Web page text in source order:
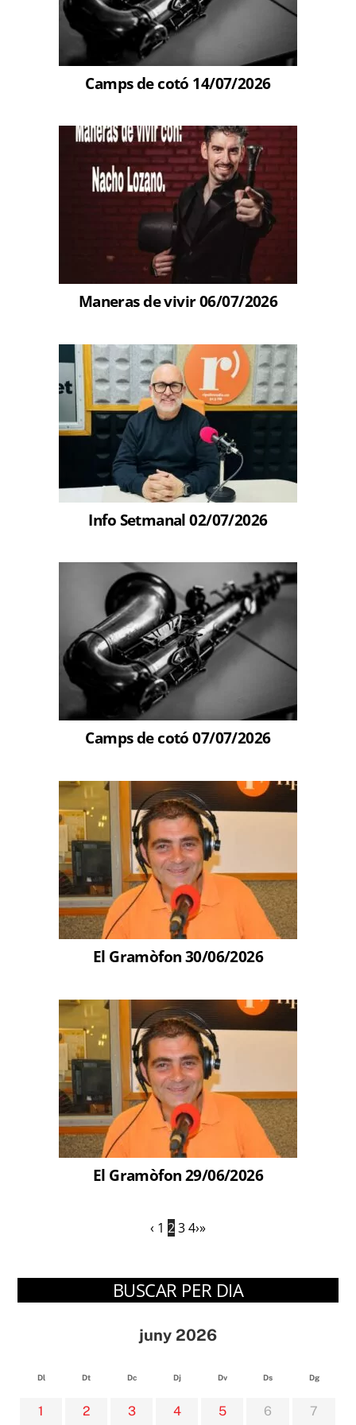
Camps de cotó 14/07/2026
Maneras de vivir 06/07/2026
Info Setmanal 02/07/2026
Camps de cotó 07/07/2026
El Gramòfon 30/06/2026
El Gramòfon 29/06/2026
‹ 1 234›»
BUSCAR PER DIA
juny 2026
Dl Dt Dc Dj Dv Ds Dg
1 2 3 4 5 6 7